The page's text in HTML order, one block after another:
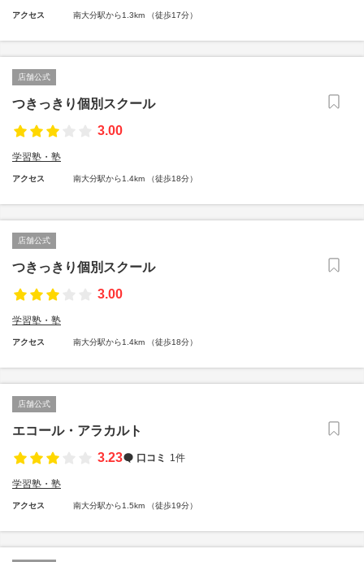
アクセス 南大分駅から1.3km （徒歩17分）
店舗公式
つきっきり個別スクール
3.00
学習塾・塾
アクセス 南大分駅から1.4km （徒歩18分）
店舗公式
つきっきり個別スクール
3.00
学習塾・塾
アクセス 南大分駅から1.4km （徒歩18分）
店舗公式
エコール・アラカルト
3.23
口コミ 1件
学習塾・塾
アクセス 南大分駅から1.5km （徒歩19分）